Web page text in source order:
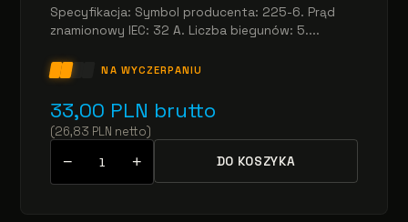
Specyfikacja: Symbol producenta: 225-6. Prąd
znamionowy IEC: 32 A. Liczba biegunów: 5....
NA WYCZERPANIU
33,00 PLN brutto
(26,83 PLN netto)
− + DO KOSZYKA